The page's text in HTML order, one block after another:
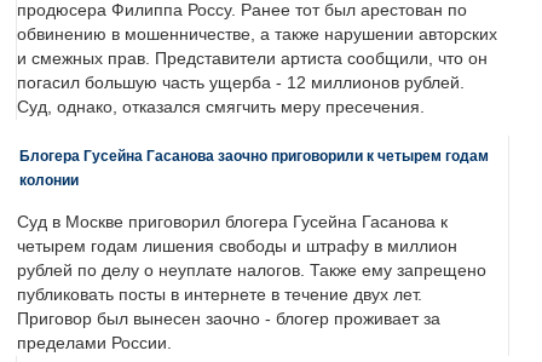
продюсера Филиппа Россу. Ранее тот был арестован по
обвинению в мошенничестве, а также нарушении авторских
и смежных прав. Представители артиста сообщили, что он
погасил большую часть ущерба - 12 миллионов рублей.
Суд, однако, отказался смягчить меру пресечения.
Блогера Гусейна Гасанова заочно приговорили к четырем годам
колонии
Суд в Москве приговорил блогера Гусейна Гасанова к
четырем годам лишения свободы и штрафу в миллион
рублей по делу о неуплате налогов. Также ему запрещено
публиковать посты в интернете в течение двух лет.
Приговор был вынесен заочно - блогер проживает за
пределами России.